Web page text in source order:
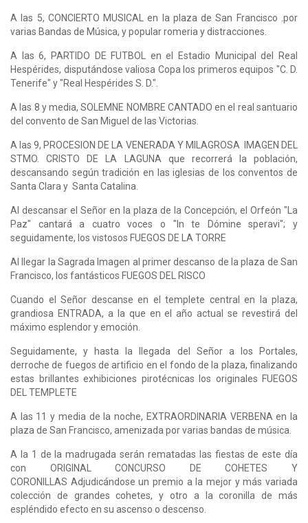
A las 5, CONCIERTO MUSICAL en la plaza de San Francisco .por
varias Bandas de Música, y popular romeria y distracciones.
A las 6, PARTIDO DE FUTBOL en el Estadio Municipal del Real
Hespérides, disputándose valiosa Copa los primeros equipos "C. D.
Tenerife" y "Real Hespérides S. D.".
A las 8 y media, SOLEMNE NOMBRE CANTADO en el real santuario
del convento de San Miguel de las Victorias.
A las 9, PROCESION DE LA VENERADA Y MILAGROSA IMAGEN DEL
STMO. CRISTO DE LA LAGUNA que recorrerá la población,
descansando según tradición en las iglesias de los conventos de
Santa Clara y Santa Catalina.
Al descansar el Señor en la plaza de la Concepción, el Orfeón "La
Paz" cantará a cuatro voces o "In te Dómine speravi"; y
seguidamente, los vistosos FUEGOS DE LA TORRE
Al llegar la Sagrada Imagen al primer descanso de la plaza de San
Francisco, los fantásticos FUEGOS DEL RISCO
Cuando el Señor descanse en el templete central en la plaza,
grandiosa ENTRADA, a la que en el año actual se revestirá del
máximo esplendor y emoción.
Seguidamente, y hasta la llegada del Señor a los Portales,
derroche de fuegos de artificio en el fondo de la plaza, finalizando
estas brillantes exhibiciones pirotécnicas los originales FUEGOS
DEL TEMPLETE
A las 11 y media de la noche, EXTRAORDINARIA VERBENA en la
plaza de San Francisco, amenizada por varias bandas de música.
A la 1 de la madrugada serán rematadas las fiestas de este día
con ORIGINAL CONCURSO DE COHETES Y
CORONILLAS Adjudicándose un premio a la mejor y más variada
colección de grandes cohetes, y otro a la coronilla de más
espléndido efecto en su ascenso o descenso.